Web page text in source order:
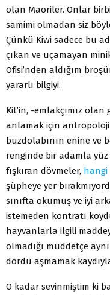
olan Maoriler. Onlar
samimi olmadan siz
Çünkü Kiwi sadece bu
çıkan ve uçamayan
Ofisi’nden aldığım
yararlı bilgiyi.
Kit’in, -emlakçımız
anlamak için antropoloji
buzdolabının enine ve
renginde bir adamla
fışkıran dövmeler, hangi
şüpheye yer
sınıfta okumuş ve iyi
istemeden kontratı
hayvanlarla ilgili
olmadığı müddetçe
dördü aşmamak
O kadar sevinmiştim ki